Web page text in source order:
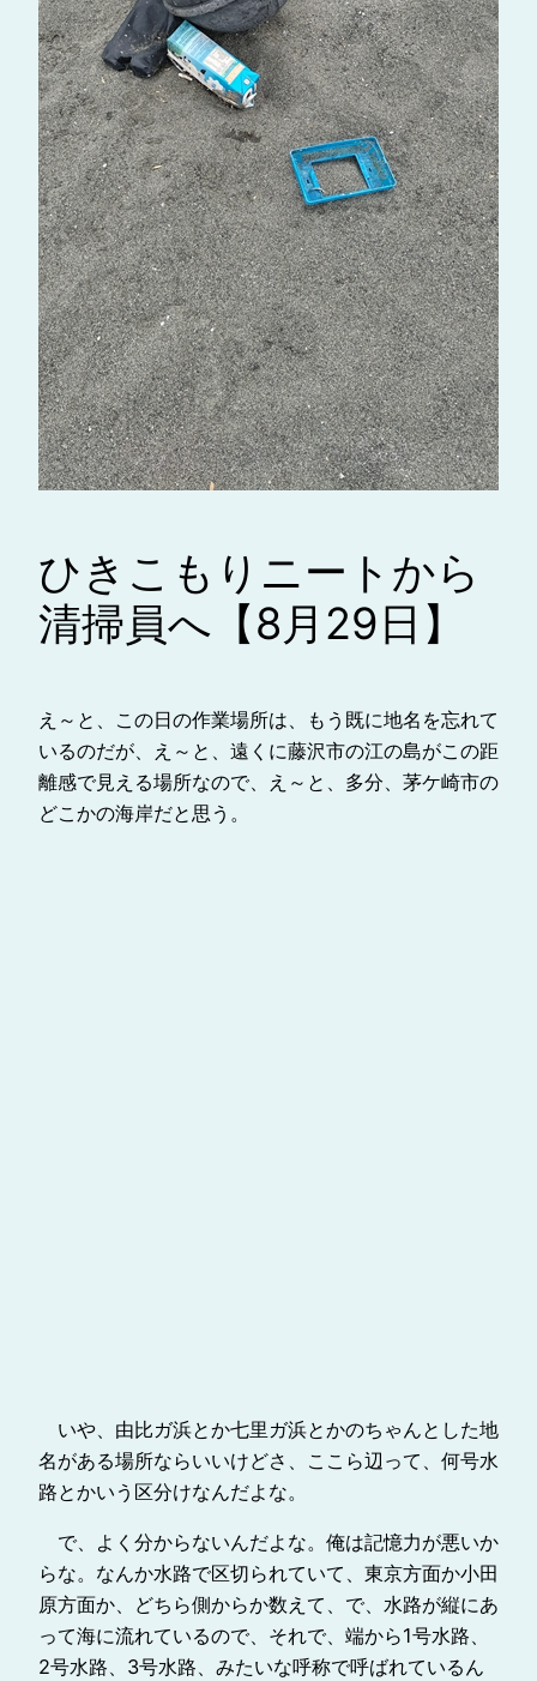
ひきこもりニートから
清掃員へ【8月29日】
え～と、この日の作業場所は、もう既に地名を忘れて
いるのだが、え～と、遠くに藤沢市の江の島がこの距
離感で見える場所なので、え～と、多分、茅ケ崎市の
どこかの海岸だと思う。
いや、由比ガ浜とか七里ガ浜とかのちゃんとした地
名がある場所ならいいけどさ、ここら辺って、何号水
路とかいう区分けなんだよな。
で、よく分からないんだよな。俺は記憶力が悪いか
らな。なんか水路で区切られていて、東京方面か小田
原方面か、どちら側からか数えて、で、水路が縦にあ
って海に流れているので、それで、端から1号水路、
2号水路、3号水路、みたいな呼称で呼ばれているん